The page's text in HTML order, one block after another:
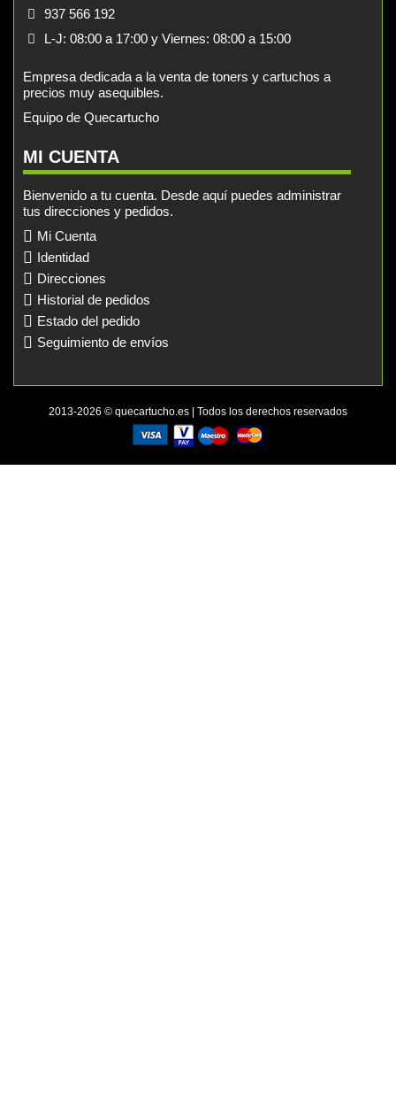
937 566 192
L-J: 08:00 a 17:00 y Viernes: 08:00 a 15:00
Empresa dedicada a la venta de toners y cartuchos a
precios muy asequibles.
Equipo de Quecartucho
MI CUENTA
Bienvenido a tu cuenta. Desde aquí puedes administrar
tus direcciones y pedidos.
Mi Cuenta
Identidad
Direcciones
Historial de pedidos
Estado del pedido
Seguimiento de envíos
2013-2026 © quecartucho.es | Todos los derechos reservados